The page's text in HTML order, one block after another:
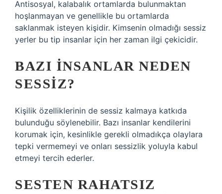
Antisosyal, kalabalık ortamlarda bulunmaktan
hoşlanmayan ve genellikle bu ortamlarda
saklanmak isteyen kişidir. Kimsenin olmadığı sessiz
yerler bu tip insanlar için her zaman ilgi çekicidir.
BAZI INSANLAR NEDEN
SESSIZ?
Kişilik özelliklerinin de sessiz kalmaya katkıda
bulunduğu söylenebilir. Bazı insanlar kendilerini
korumak için, kesinlikle gerekli olmadıkça olaylara
tepki vermemeyi ve onları sessizlik yoluyla kabul
etmeyi tercih ederler.
SESTEN RAHATSIZ